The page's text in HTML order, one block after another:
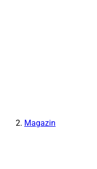
Magazin